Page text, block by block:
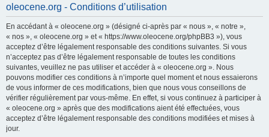
oleocene.org - Conditions d’utilisation
En accédant à « oleocene.org » (désigné ci-après par « nous », « notre »,
« nos », « oleocene.org » et « https://www.oleocene.org/phpBB3 »), vous
acceptez d’être légalement responsable des conditions suivantes. Si vous
n’acceptez pas d’être légalement responsable de toutes les conditions
suivantes, veuillez ne pas utiliser et accéder à « oleocene.org ». Nous
pouvons modifier ces conditions à n’importe quel moment et nous essaierons
de vous informer de ces modifications, bien que nous vous conseillons de
vérifier régulièrement par vous-même. En effet, si vous continuez à participer à
« oleocene.org » après que des modifications aient été effectuées, vous
acceptez d’être légalement responsable des conditions modifiées et mises à
jour.